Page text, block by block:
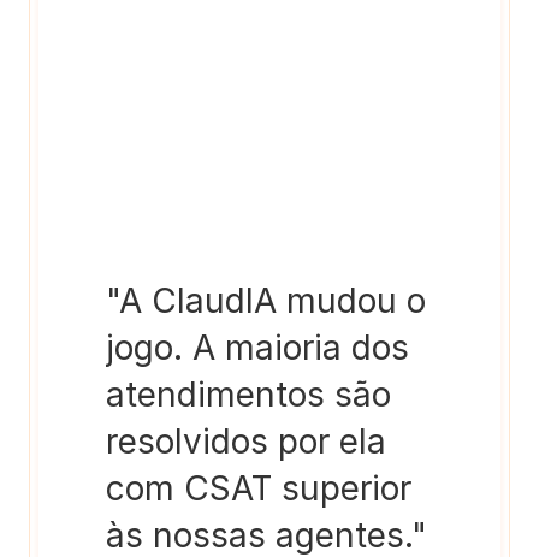
"A ClaudIA mudou o
jogo. A maioria dos
atendimentos são
resolvidos por ela
com CSAT superior
às nossas agentes."